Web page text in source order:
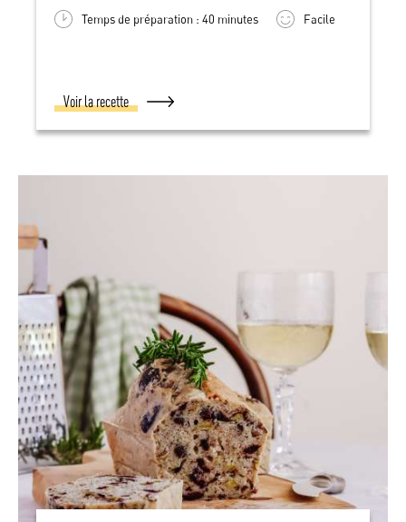
Temps de préparation : 40 minutes Facile
Voir la recette